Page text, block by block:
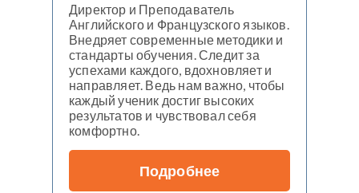
Директор и Преподаватель
Английского и Французского языков.
Внедряет современные методики и
стандарты обучения. Следит за
успехами каждого, вдохновляет и
направляет. Ведь нам важно, чтобы
каждый ученик достиг высоких
результатов и чувствовал себя
комфортно.
Подробнее